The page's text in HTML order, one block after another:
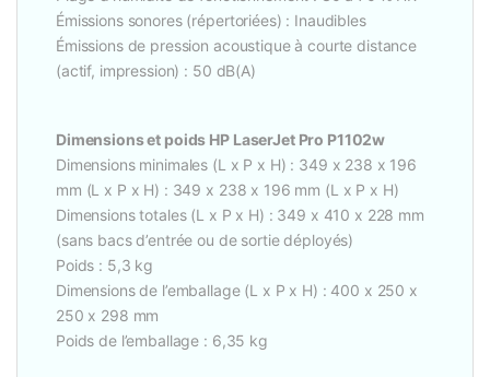
Émissions sonores (répertoriées) : Inaudibles
Émissions de pression acoustique à courte distance
(actif, impression) : 50 dB(A)
Dimensions et poids HP LaserJet Pro P1102w
Dimensions minimales (L x P x H) : 349 x 238 x 196
mm (L x P x H) : 349 x 238 x 196 mm (L x P x H)
Dimensions totales (L x P x H) : 349 x 410 x 228 mm
(sans bacs d’entrée ou de sortie déployés)
Poids : 5,3 kg
Dimensions de l’emballage (L x P x H) : 400 x 250 x
250 x 298 mm
Poids de l’emballage : 6,35 kg